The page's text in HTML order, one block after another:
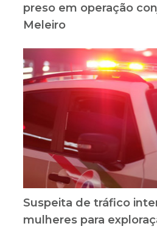
preso em operação
Meleiro
Suspeita de tráfico
mulheres para